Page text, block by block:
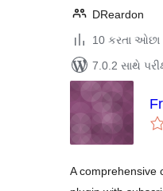
DReardon
10 કરતા ઓછા
7.0.2 સાથે
A comprehensive